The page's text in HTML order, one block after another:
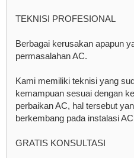
TEKNISI PROFESIONAL
Berbagai kerusakan apapun
permasalahan AC.
Kami memiliki teknisi yang
kemampuan sesuai dengan
perbaikan AC, hal tersebut
berkembang pada instalasi
GRATIS KONSULTASI